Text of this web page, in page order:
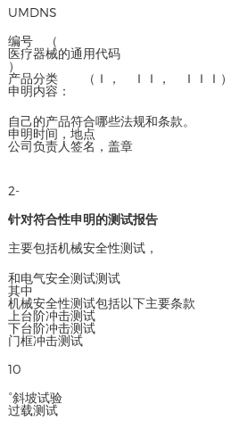
UMDNS
编号 （
医疗器械的通用代码
）
产品分类 （Ｉ， ＩＩ， ＩＩＩ）
申明内容：
自己的产品符合哪些法规和条款。
申明时间，地点
公司负责人签名，盖章
2-
针对符合性申明的测试报告
主要包括机械安全性测试，
和电气安全测试测试
其中
机械安全性测试包括以下主要条款
上台阶冲击测试
下台阶冲击测试
门框冲击测试
10
°斜坡试验
过载测试